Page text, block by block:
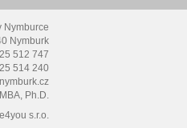
Nymburce
Nymburk
512 747
514 240
Ph.D.
e4you s.r.o.